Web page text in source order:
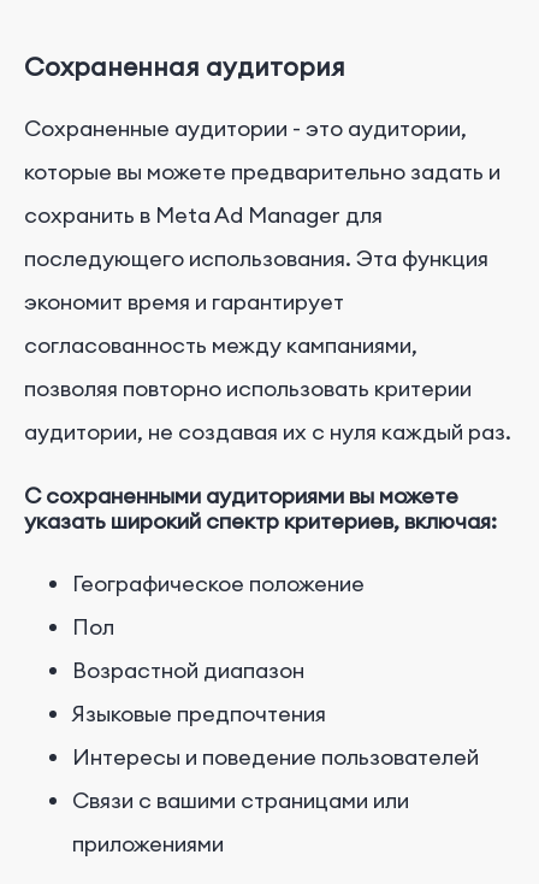
Сохраненная аудитория
Сохраненные аудитории - это аудитории,
которые вы можете предварительно задать и
сохранить в Meta Ad Manager для
последующего использования. Эта функция
экономит время и гарантирует
согласованность между кампаниями,
позволяя повторно использовать критерии
аудитории, не создавая их с нуля каждый раз.
С сохраненными аудиториями вы можете
указать широкий спектр критериев, включая:
Географическое положение
Пол
Возрастной диапазон
Языковые предпочтения
Интересы и поведение пользователей
Связи с вашими страницами или
приложениями